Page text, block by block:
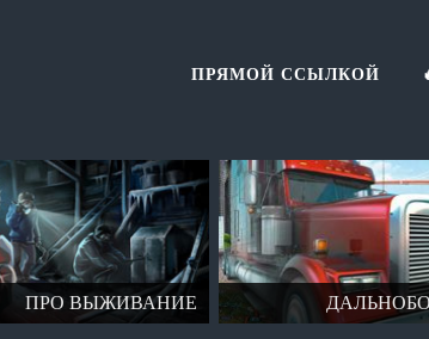
ПРО ВЫЖИВАНИЕ
ПРЯМОЙ ССЫЛКОЙ